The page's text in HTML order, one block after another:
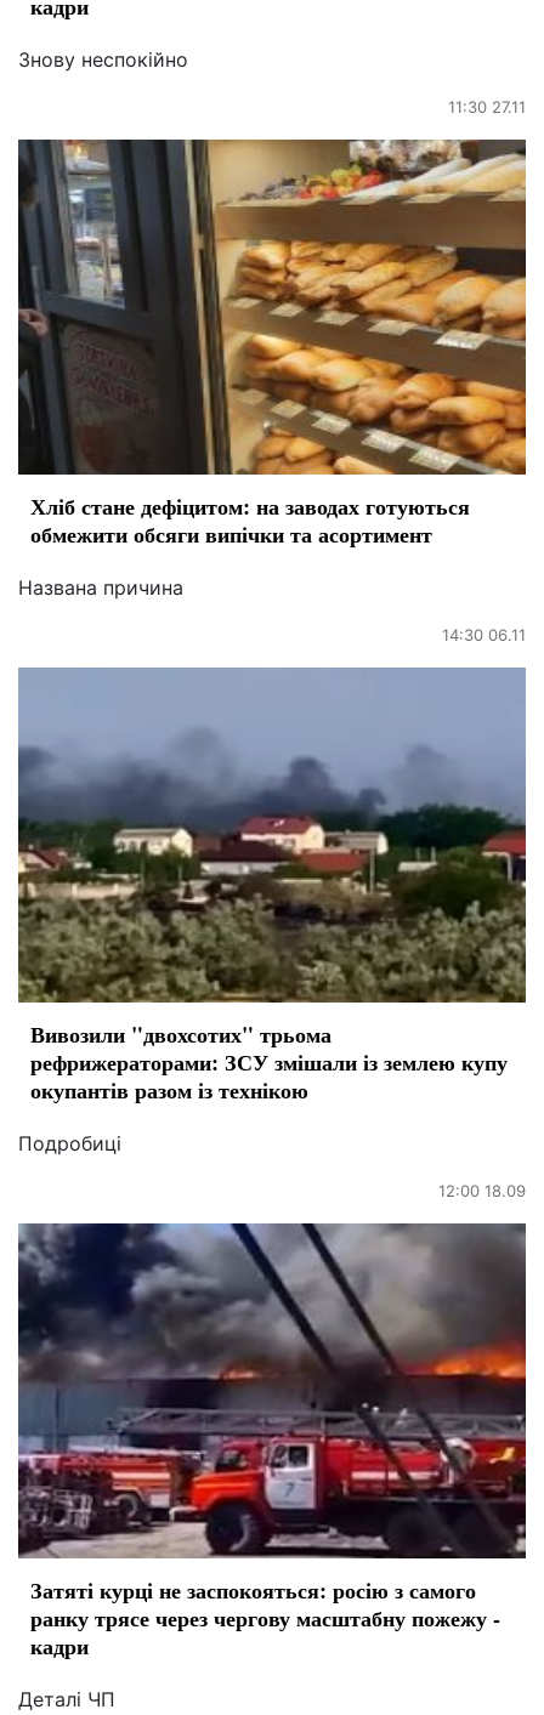
кадри
Знову неспокійно
11:30 27.11
Хліб стане дефіцитом: на заводах готуються
обмежити обсяги випічки та асортимент
Названа причина
14:30 06.11
Вивозили "двохсотих" трьома
рефрижераторами: ЗСУ змішали із землею купу
окупантів разом із технікою
Подробиці
12:00 18.09
Затяті курці не заспокояться: росію з самого
ранку трясе через чергову масштабну пожежу -
кадри
Деталі ЧП